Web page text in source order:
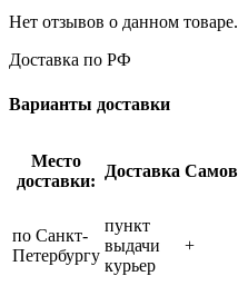
Нет отзывов о данном товаре.
Доставка по РФ
Варианты доставки
Место
доставки:
Доставка
по Санкт-
Петербургу
пункт
выдачи
курьер
+